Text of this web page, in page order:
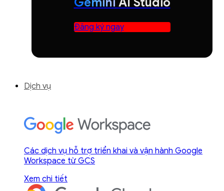
Đăng ký ngay
Dịch vụ
Các dịch vụ hỗ trợ triển khai và vận hành Google
Workspace từ GCS
Xem chi tiết